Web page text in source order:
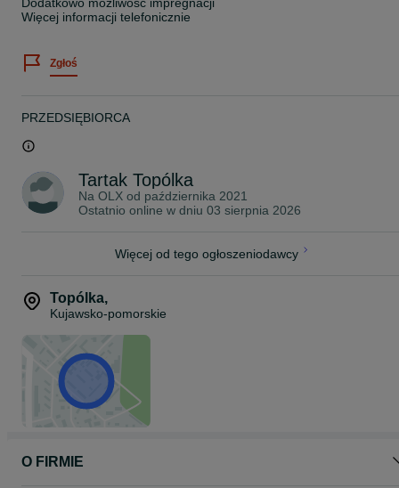
Więcej informacji telefonicznie
Zgłoś
PRZEDSIĘBIORCA
Tartak Topólka
Na OLX od października 2021
Ostatnio online w dniu 03 sierpnia 2026
Więcej od tego ogłoszeniodawcy
Topólka,
Kujawsko-pomorskie
O FIRMIE